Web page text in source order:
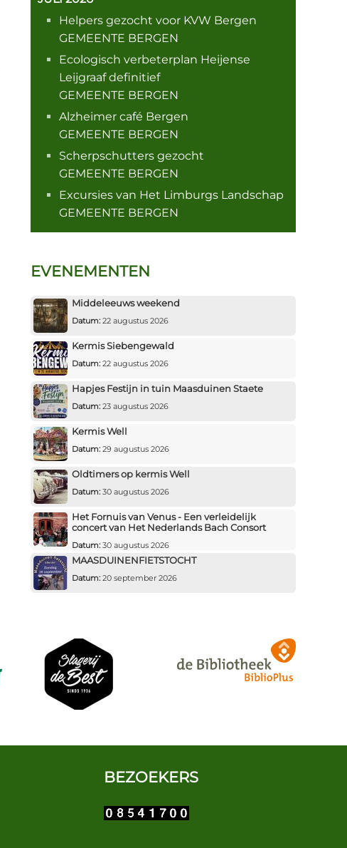
Helpers gezocht voor KVW Bergen
GEMEENTE BERGEN
Ecologisch verbeterplan Heijense
Leijgraaf definitief
GEMEENTE BERGEN
Alzheimer café Bergen
GEMEENTE BERGEN
Scherpschutters gezocht
GEMEENTE BERGEN
Excursies van Het Limburgs Landschap
GEMEENTE BERGEN
EVENEMENTEN
Middeleeuws weekend
Datum:22 augustus 2026
Kermis Siebengewald
Datum:22 augustus 2026
Hapjes Festijn in tuin Maasduinen Staete
Datum:23 augustus 2026
Kermis Well
Datum:29 augustus 2026
Oldtimers op kermis Well
Datum:30 augustus 2026
Het Fornuis van Venus - Een verleidelijk
concert van Het Nederlands Bach Consort
Datum:30 augustus 2026
MAASDUINENFIETSTOCHT
Datum:20 september 2026
BEZOEKERS